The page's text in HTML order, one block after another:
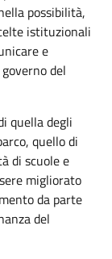
possibilità,
istituzionali
e
del
quella degli
quello di
di scuole e
migliorato
da parte
del